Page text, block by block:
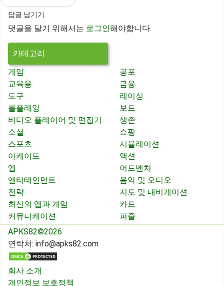
답글 남기기
댓글을 달기 위해서는 로그인해야합니다.
카테고리
게임
공포
교육용
금융
도구
레이싱
롤플레잉
보드
비디오 플레이어 및 편집기
생존
소셜
쇼핑
스포츠
시뮬레이션
아케이드
액션
앱
어드벤처
엔터테인먼트
음악 및 오디오
전략
지도 및 내비게이션
최신의 앱과 게임
카드
커뮤니케이션
퍼즐
APKS82©2026
연락처: info@apks82.com
회사 소개
개인정보 보호정책